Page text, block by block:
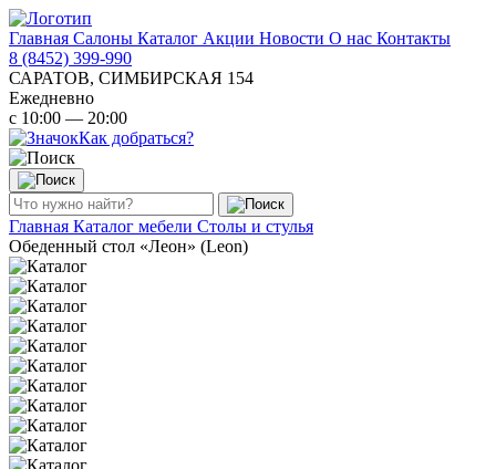
Главная Салоны Каталог Акции Новости О нас Контакты
8 (8452) 399-990
САРАТОВ, СИМБИРСКАЯ 154
Ежедневно
с 10:00 — 20:00
Как добраться?
Главная Каталог мебели Столы и стулья
Обеденный стол «Леон» (Leon)